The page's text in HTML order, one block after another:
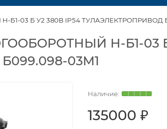
03 Б У2 380В IP54 ТУЛАЭЛЕКТРОПРИВОД
Н-Б1-03 Б
03М1
135000 ₽